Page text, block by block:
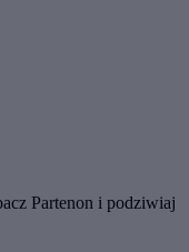
Partenon i podziwiaj